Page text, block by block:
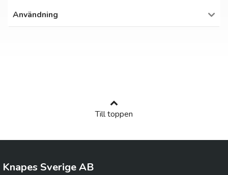
Användning
Till toppen
Knapes Sverige AB